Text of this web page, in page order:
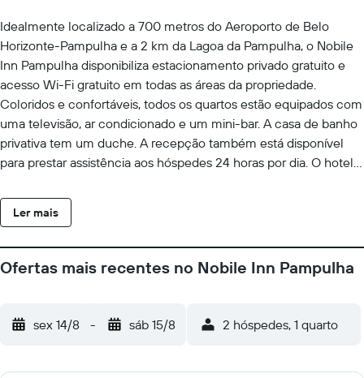
Idealmente localizado a 700 metros do Aeroporto de Belo
Horizonte-Pampulha e a 2 km da Lagoa da Pampulha, o Nobile
Inn Pampulha disponibiliza estacionamento privado gratuito e
acesso Wi-Fi gratuito em todas as áreas da propriedade.
Coloridos e confortáveis, todos os quartos estão equipados com
uma televisão, ar condicionado e um mini-bar. A casa de banho
privativa tem um duche. A recepção também está disponível
para prestar assistência aos hóspedes 24 horas por dia. O hotel
Belo Horizonte e a 12,6 km da Chevrolet Hall (sala de
espectáculos). O Aeroporto Internacional Tancredo Neves
Ler mais
Ofertas mais recentes no Nobile Inn Pampulha
sex 14/8 - sáb 15/8 2 hóspedes, 1 quarto